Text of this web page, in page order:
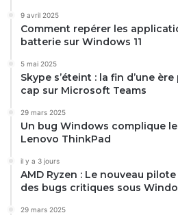
9 avril 2025
Comment repérer les
batterie sur Windows 11
5 mai 2025
Skype s’éteint : la fin d’une
cap sur Microsoft Teams
29 mars 2025
Un bug Windows complique
Lenovo ThinkPad
il y a 3 jours
AMD Ryzen : Le nouveau
des bugs critiques sous
29 mars 2025